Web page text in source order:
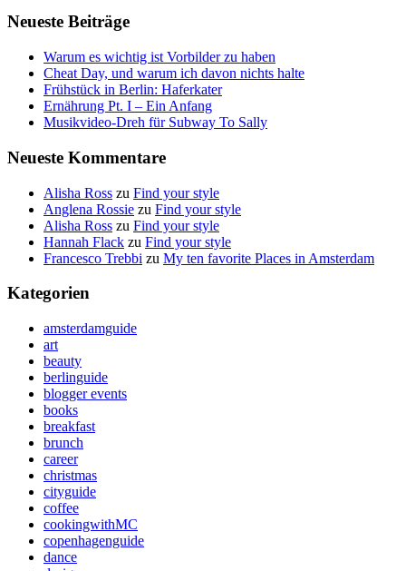
Neueste Beiträge
Warum es wichtig ist Vorbilder zu haben
Cheat Day, und warum ich davon nichts halte
Frühstück in Berlin: Haferkater
Ernährung Pt. I – Ein Anfang
Musikvideo-Dreh für Subway To Sally
Neueste Kommentare
Alisha Ross zu Find your style
Anglena Rossie zu Find your style
Alisha Ross zu Find your style
Hannah Flack zu Find your style
Francesco Trebbi zu My ten favorite Places in Amsterdam
Kategorien
amsterdamguide
art
beauty
berlinguide
blogger events
books
breakfast
brunch
career
christmas
cityguide
coffee
cookingwithMC
copenhagenguide
dance